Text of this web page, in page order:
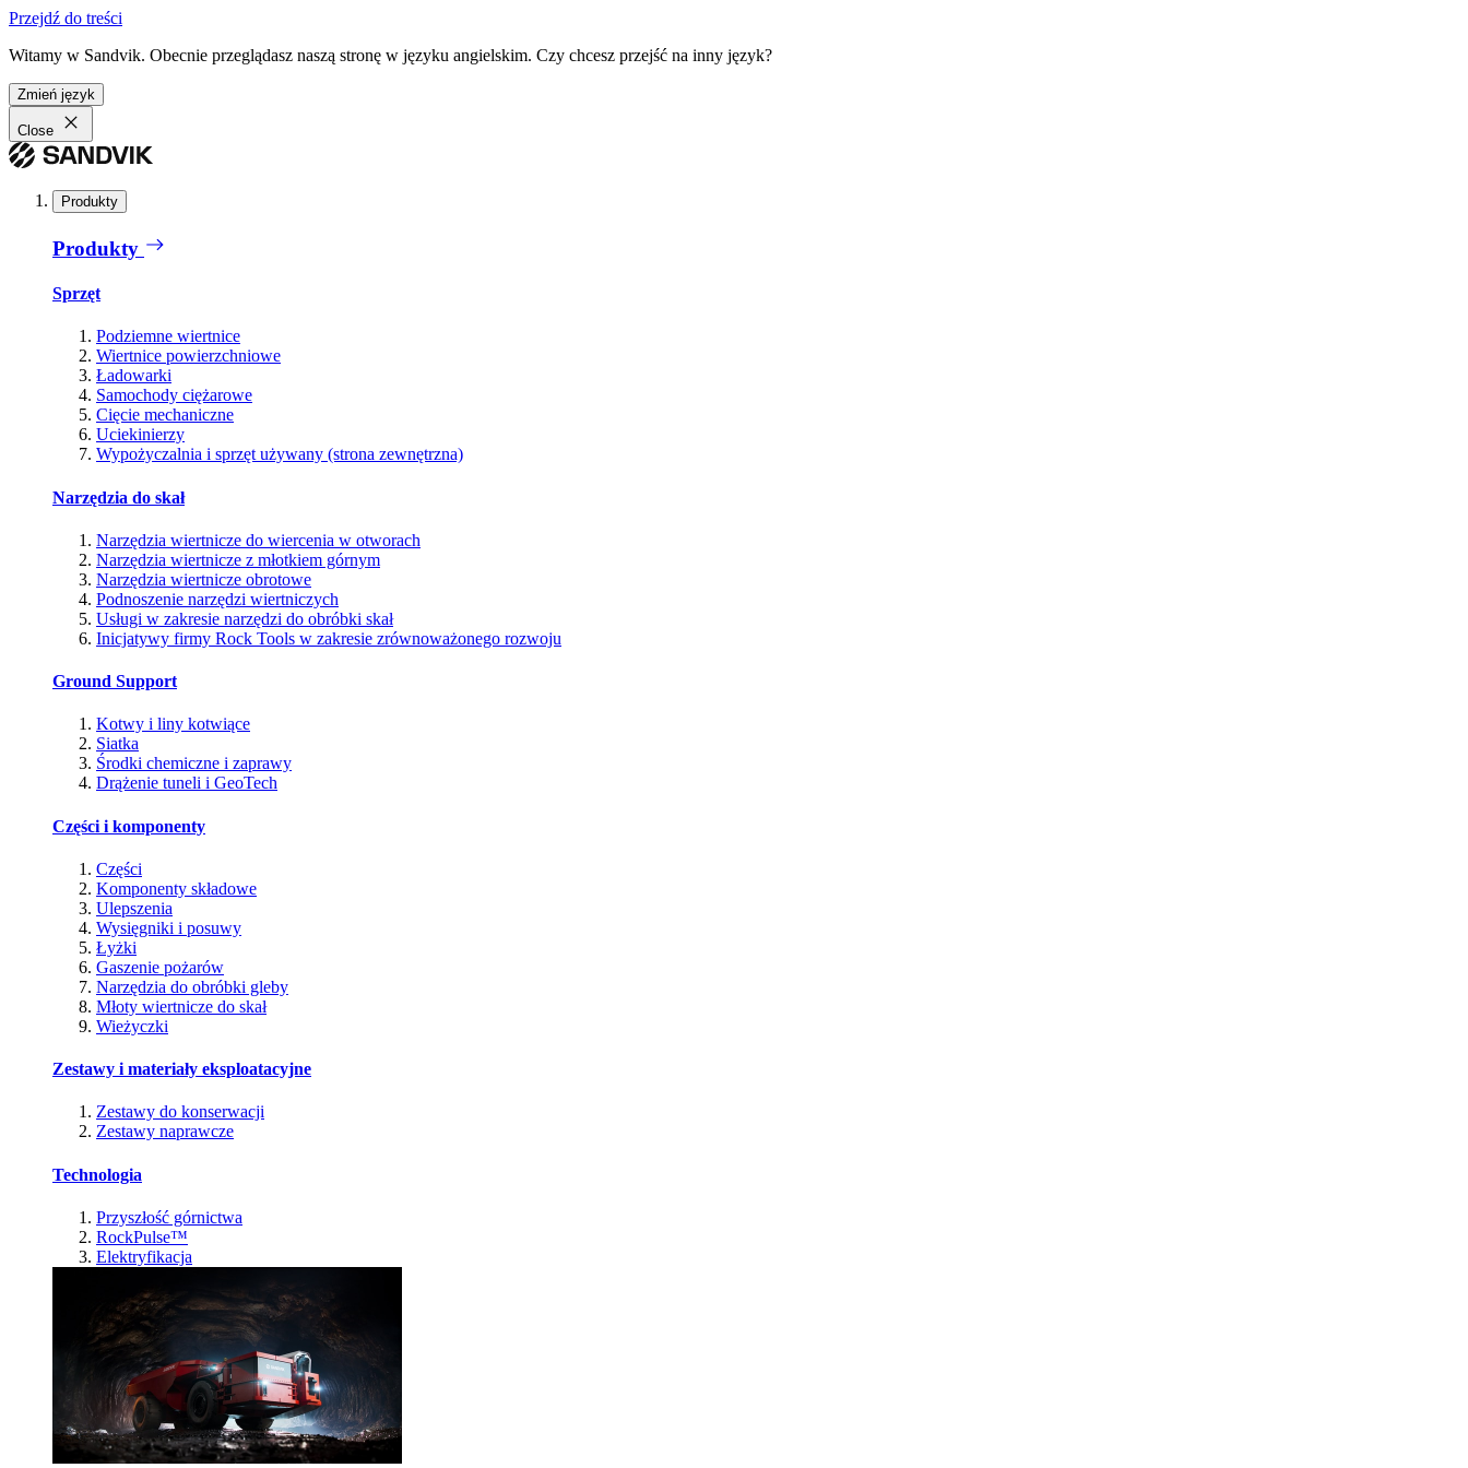
Przejdź do treści
Witamy w Sandvik. Obecnie przeglądasz naszą stronę w języku angielskim. Czy chcesz przejść na inny język?
Zmień język
Close
Produkty
Produkty
Sprzęt
Podziemne wiertnice
Wiertnice powierzchniowe
Ładowarki
Samochody ciężarowe
Cięcie mechaniczne
Uciekinierzy
Wypożyczalnia i sprzęt używany (strona zewnętrzna)
Narzędzia do skał
Narzędzia wiertnicze do wiercenia w otworach
Narzędzia wiertnicze z młotkiem górnym
Narzędzia wiertnicze obrotowe
Podnoszenie narzędzi wiertniczych
Usługi w zakresie narzędzi do obróbki skał
Inicjatywy firmy Rock Tools w zakresie zrównoważonego rozwoju
Ground Support
Kotwy i liny kotwiące
Siatka
Środki chemiczne i zaprawy
Drążenie tuneli i GeoTech
Części i komponenty
Części
Komponenty składowe
Ulepszenia
Wysięgniki i posuwy
Łyżki
Gaszenie pożarów
Narzędzia do obróbki gleby
Młoty wiertnicze do skał
Wieżyczki
Zestawy i materiały eksploatacyjne
Zestawy do konserwacji
Zestawy naprawcze
Technologia
Przyszłość górnictwa
RockPulse™
Elektryfikacja